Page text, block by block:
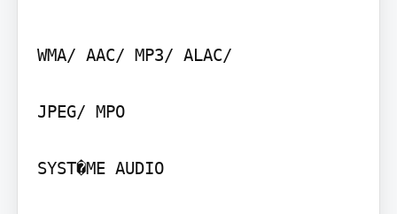
WMA/ AAC/ MP3/ ALAC/
JPEG/ MPO
SYST�ME AUDIO